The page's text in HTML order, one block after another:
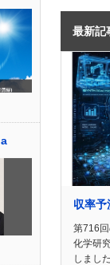
最新記
収率予
第716
化学研
しまし